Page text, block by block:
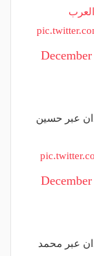
December
- 0 على السودان عبر حسين
December
- 0 على السودان عبر محمد